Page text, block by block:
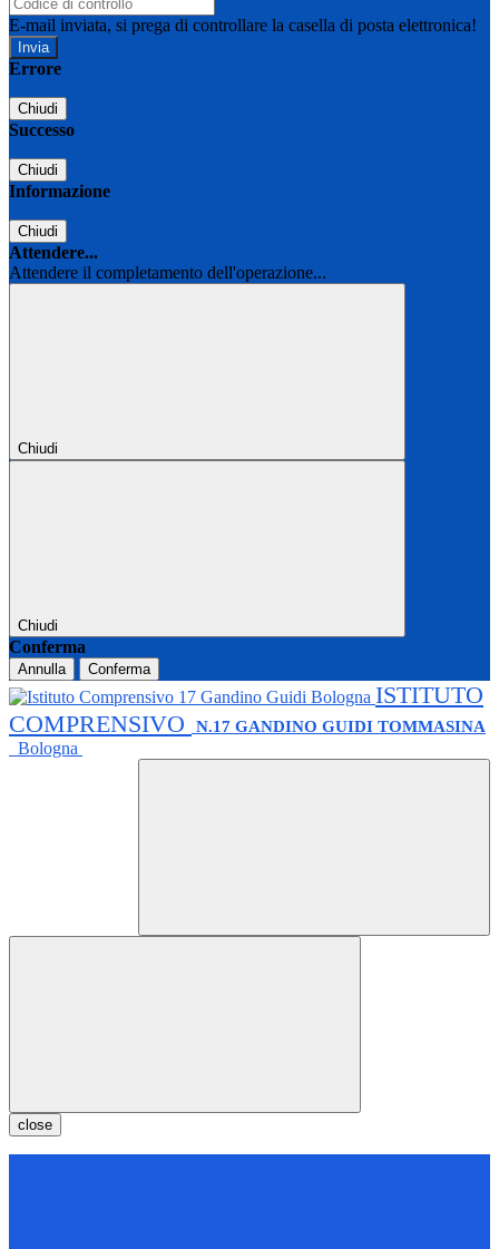
E-mail inviata, si prega di controllare la casella di posta elettronica!
Errore
Chiudi
Successo
Chiudi
Informazione
Chiudi
Attendere...
Attendere il completamento dell'operazione...
Chiudi
Chiudi
Conferma
Annulla Conferma
ISTITUTO
COMPRENSIVO
N.17 GANDINO GUIDI TOMMASINA
Bologna
close